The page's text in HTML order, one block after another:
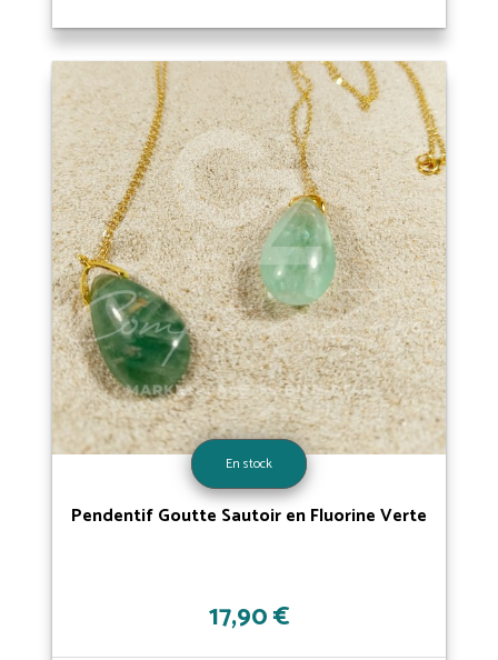
En stock
Pendentif Goutte Sautoir en Fluorine Verte
17,90 €